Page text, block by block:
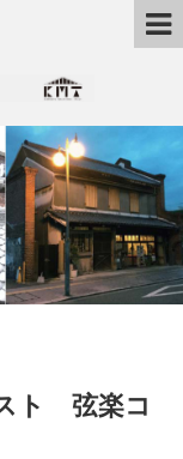
ト 弦楽コ